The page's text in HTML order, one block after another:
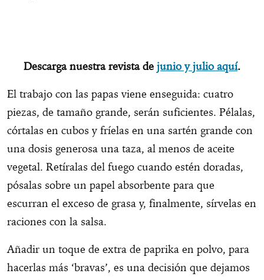
Descarga nuestra revista de junio y julio aquí.
El trabajo con las papas viene enseguida: cuatro
piezas, de tamaño grande, serán suficientes. Pélalas,
córtalas en cubos y fríelas en una sartén grande con
una dosis generosa una taza, al menos de aceite
vegetal. Retíralas del fuego cuando estén doradas,
pósalas sobre un papel absorbente para que
escurran el exceso de grasa y, finalmente, sírvelas en
raciones con la salsa.
Añadir un toque de extra de paprika en polvo, para
hacerlas más ‘bravas’, es una decisión que dejamos